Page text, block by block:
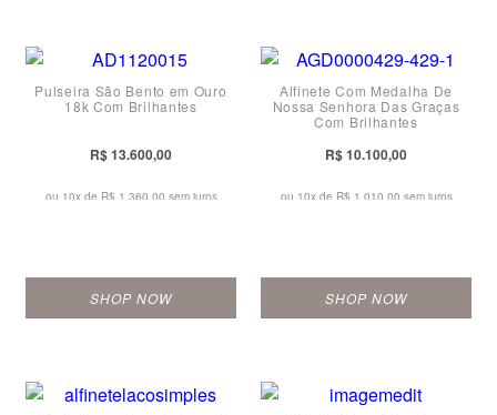
Pulseira São Bento em Ouro
18k Com Brilhantes
R$ 13.600,00
ou 10x de R$ 1.360,00 sem juros
SHOP NOW
Alfinete Com Medalha De
Nossa Senhora Das Graças
Com Brilhantes
R$ 10.100,00
ou 10x de R$ 1.010,00 sem juros
SHOP NOW